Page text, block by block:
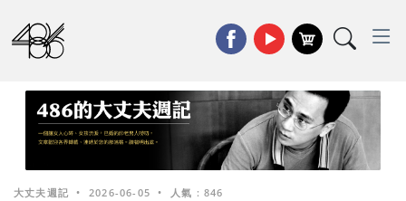
大丈夫週記 • 2026-06-05 • 人氣 : 846